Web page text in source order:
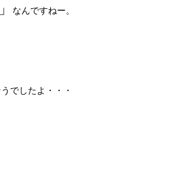
なんですねー。
でしたよ・・・